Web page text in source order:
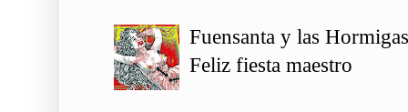
Fuensanta y las
Feliz fiesta maestro